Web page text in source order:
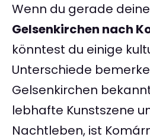
Wenn du gerade
Gelsenkirchen nach
könntest du einige
Unterschiede
Gelsenkirchen
lebhafte Kunstszene
Nachtleben, ist